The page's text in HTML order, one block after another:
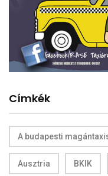
Címkék
A budapesti
Ausztria BKIK